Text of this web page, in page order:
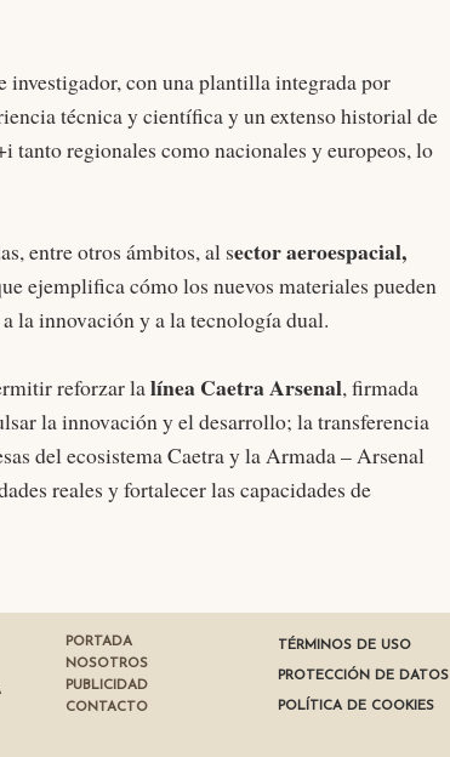
investigador, con una plantilla integrada por
técnica y científica y un extenso historial de
tanto regionales como nacionales y europeos, lo
entre otros ámbitos, al sector aeroespacial,
ejemplifica cómo los nuevos materiales pueden
la innovación y a la tecnología dual.
reforzar lalínea Caetra Arsenal, firmada
la innovación y el desarrollo; la transferencia
del ecosistema Caetra y la Armada – Arsenal
reales y fortalecer las capacidades de
PORTADA
NOSOTROS
PUBLICIDAD
CONTACTO
TÉRMINOS DE USO
PROTECCIÓN DE DATOS
POLÍTICA DE COOKIES